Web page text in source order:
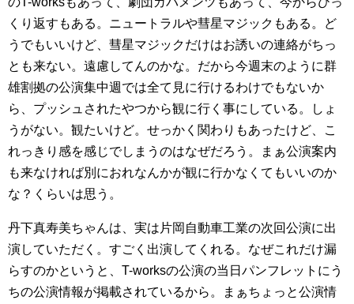
くり返すもある。ニュートラルや彗星マジックもある。ど
うでもいいけど、彗星マジックだけはお誘いの連絡がちっ
とも来ない。遠慮してんのかな。だから今週末のように群
雄割拠の公演集中週では全て見に行けるわけでもないか
ら、プッシュされたやつから観に行く事にしている。しょ
うがない。観たいけど。せっかく関わりもあったけど、こ
れっきり感を感じでしまうのはなぜだろう。まぁ公演案内
も来なければ別におれなんかが観に行かなくてもいいのか
な？くらいは思う。
丹下真寿美ちゃんは、実は片岡自動車工業の次回公演に出
演していただく。すごく出演してくれる。なぜこれだけ漏
らすのかというと、T-worksの公演の当日パンフレットにう
ちの公演情報が掲載されているから。まぁちょっと公演情